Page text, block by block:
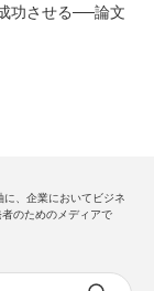
功させる──論文
、企業においてビジネ
のためのメディアで